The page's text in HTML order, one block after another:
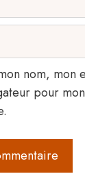
nom, mon
pour